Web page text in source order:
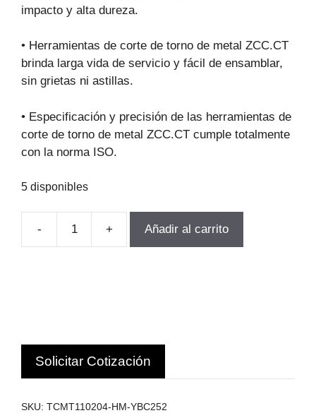
impacto y alta dureza.
• Herramientas de corte de torno de metal ZCC.CT
brinda larga vida de servicio y fácil de ensamblar,
sin grietas ni astillas.
• Especificación y precisión de las herramientas de
corte de torno de metal ZCC.CT cumple totalmente
con la norma ISO.
5 disponibles
-
INSERTO
ZCC.c
cantidad
+ Añadir al carrito
Solicitar Cotización
SKU: TCMT110204-HM-YBC252